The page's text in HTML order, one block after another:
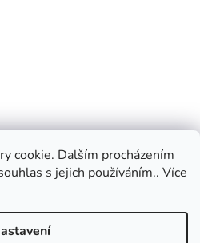
cookie. Dalším procházením
s jejich používáním.. Více